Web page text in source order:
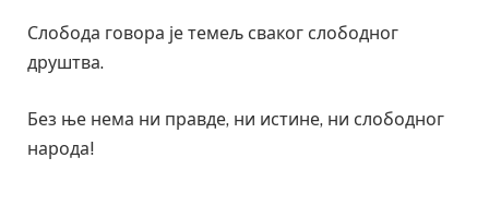
Слобода говора је темељ сваког слободног
друштва.
Без ње нема ни правде, ни истине, ни слободног
народа!